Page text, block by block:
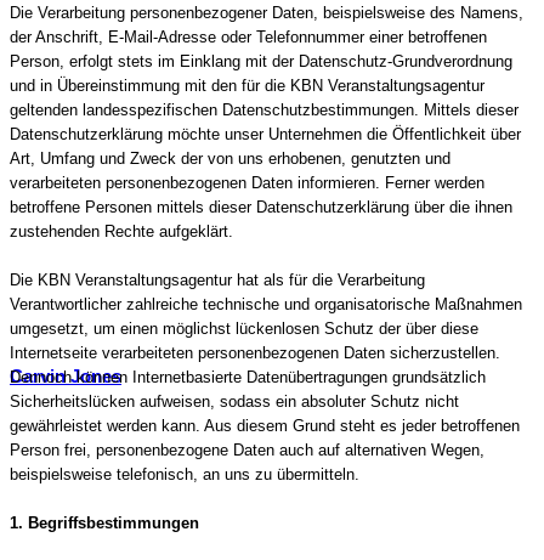
Carvin Jones
Die Verarbeitung personenbezogener Daten, beispielsweise des Namens,
der Anschrift, E-Mail-Adresse oder Telefonnummer einer betroffenen
Person, erfolgt stets im Einklang mit der Datenschutz-Grundverordnung
und in Übereinstimmung mit den für die KBN Veranstaltungsagentur
geltenden landesspezifischen Datenschutzbestimmungen. Mittels dieser
Datenschutzerklärung möchte unser Unternehmen die Öffentlichkeit über
Art, Umfang und Zweck der von uns erhobenen, genutzten und
verarbeiteten personenbezogenen Daten informieren. Ferner werden
betroffene Personen mittels dieser Datenschutzerklärung über die ihnen
zustehenden Rechte aufgeklärt.
Die KBN Veranstaltungsagentur hat als für die Verarbeitung
Verantwortlicher zahlreiche technische und organisatorische Maßnahmen
umgesetzt, um einen möglichst lückenlosen Schutz der über diese
Internetseite verarbeiteten personenbezogenen Daten sicherzustellen.
Dennoch können Internetbasierte Datenübertragungen grundsätzlich
Sicherheitslücken aufweisen, sodass ein absoluter Schutz nicht
gewährleistet werden kann. Aus diesem Grund steht es jeder betroffenen
Person frei, personenbezogene Daten auch auf alternativen Wegen,
beispielsweise telefonisch, an uns zu übermitteln.
1. Begriffsbestimmungen